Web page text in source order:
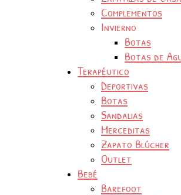
Complementos
Invierno
Botas
Botas de
Terapéutico
Deportivas
Botas
Sandalias
Merceditas
Zapato Blúcher
Outlet
Bebé
Barefoot